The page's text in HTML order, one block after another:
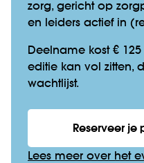
zorg, gericht op
en leiders actief in
Deelname kost €
editie kan vol zitten,
wachtlijst.
Reserveer je
Lees meer over het